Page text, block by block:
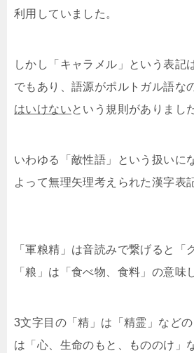
利用していました。
しかし「キャラメル」という表記
でもあり、語源がポルトガル語な
はいけないという規則がありまし
いわゆる「敵性語」という扱いに
よって無理矢理考えられた漢字表
「軍粮精」は音読みで繋げると「
「粮」は「食べ物、食料」の意味
3文字目の「精」は「精霊」など
は「心、生命のもと、もののけ」